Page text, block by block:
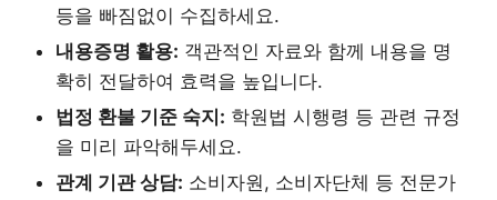
등을 빠짐없이 수집하세요.
내용증명 활용: 객관적인 자료와 함께 내용을 명
확히 전달하여 효력을 높입니다.
법정 환불 기준 숙지: 학원법 시행령 등 관련 규정
을 미리 파악해두세요.
관계 기관 상담: 소비자원, 소비자단체 등 전문가